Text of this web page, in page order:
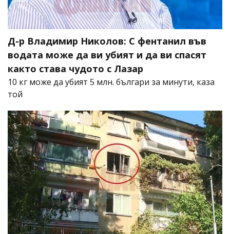
Д-р Владимир Николов: С фентанил във
водата може да ви убият и да ви спасят
както става чудото с Лазар
10 кг може да убият 5 млн. българи за минути, каза
той